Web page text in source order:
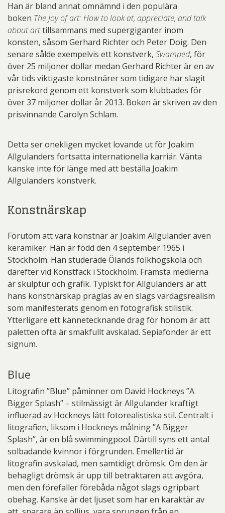
Han är bland annat omnämnd i den populära
boken The Joy of art: How to look at, appreciate, and talk
about arttillsammans med supergiganter inom
konsten, såsom Gerhard Richter och Peter Doig. Den
senare sålde exempelvis ett konstverk, Swamped, för
över 25 miljoner dollar medan Gerhard Richter är en av
vår tids viktigaste konstnärer som tidigare har slagit
prisrekord genom ett konstverk som klubbades för
över 37 miljoner dollar år 2013. Boken är skriven av den
prisvinnande Carolyn Schlam.
Detta ser onekligen mycket lovande ut för Joakim
Allgulanders fortsatta internationella karriär. Vänta
kanske inte för länge med att beställa Joakim
Allgulanders konstverk.
Konstnärskap
Förutom att vara konstnär är Joakim Allgulander även
keramiker. Han är född den 4 september 1965 i
Stockholm. Han studerade Ölands folkhögskola och
därefter vid Konstfack i Stockholm. Främsta medierna
är skulptur och grafik. Typiskt för Allgulanders är att
hans konstnärskap präglas av en slags vardagsrealism
som manifesterats genom en fotografisk stilistik.
Ytterligare ett kännetecknande drag för honom är att
paletten ofta är smakfullt avskalad. Sepiafonder är ett
signum.
Blue
Litografin ”Blue” påminner om David Hockneys ”A
Bigger Splash” – stilmässigt är Allgulander kraftigt
influerad av Hockneys lätt fotorealistiska stil. Centralt i
litografien, liksom i Hockneys målning ”A Bigger
Splash”, är en blå swimmingpool. Därtill syns ett antal
solbadande kvinnor i förgrunden. Emellertid är
litografin avskalad, men samtidigt drömsk. Om den är
behagligt drömsk är upp till betraktaren att avgöra,
men den förefaller förebåda något slags ogripbart
obehag. Kanske är det ljuset som har en karaktär av